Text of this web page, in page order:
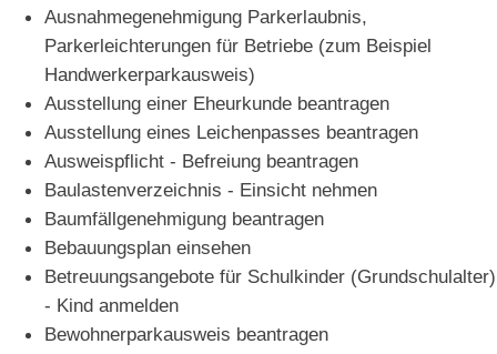
Ausnahmegenehmigung Parkerlaubnis,
Parkerleichterungen für Betriebe (zum Beispiel
Handwerkerparkausweis)
Ausstellung einer Eheurkunde beantragen
Ausstellung eines Leichenpasses beantragen
Ausweispflicht - Befreiung beantragen
Baulastenverzeichnis - Einsicht nehmen
Baumfällgenehmigung beantragen
Bebauungsplan einsehen
Betreuungsangebote für Schulkinder (Grundschulalter)
- Kind anmelden
Bewohnerparkausweis beantragen